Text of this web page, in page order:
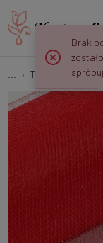
Tiul Tkanina
Brak